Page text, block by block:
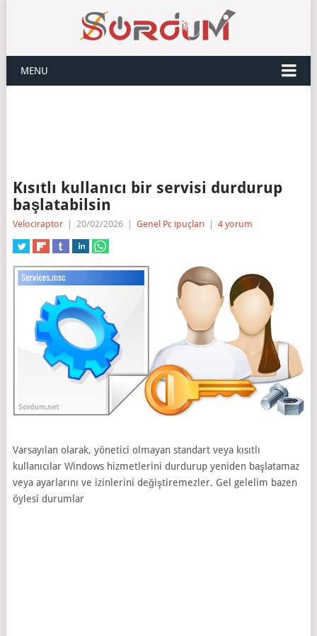
MENU
Kısıtlı kullanıcı bir servisi durdurup
başlatabilsin
Velociraptor 20/02/2026 Genel Pc ipuçları 4 yorum
Varsayılan olarak, yönetici olmayan standart veya kısıtlı
kullanıcılar Windows hizmetlerini durdurup yeniden başlatamaz
veya ayarlarını ve izinlerini değiştiremezler. Gel gelelim bazen
öylesi durumlar